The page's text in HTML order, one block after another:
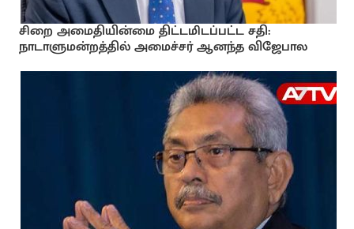
சிறை அமைதியின்மை திட்டமிடப்பட்ட சதி:
நாடாளுமன்றத்தில் அமைச்சர் ஆனந்த விஜேபால